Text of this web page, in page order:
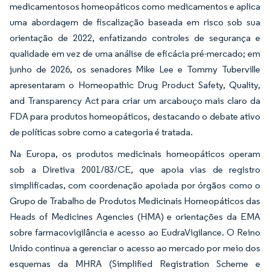
medicamentosos homeopáticos como medicamentos e aplica
uma abordagem de fiscalização baseada em risco sob sua
orientação de 2022, enfatizando controles de segurança e
qualidade em vez de uma análise de eficácia pré-mercado; em
junho de 2026, os senadores Mike Lee e Tommy Tuberville
apresentaram o Homeopathic Drug Product Safety, Quality,
and Transparency Act para criar um arcabouço mais claro da
FDA para produtos homeopáticos, destacando o debate ativo
de políticas sobre como a categoria é tratada.
Na Europa, os produtos medicinais homeopáticos operam
sob a Diretiva 2001/83/CE, que apoia vias de registro
simplificadas, com coordenação apoiada por órgãos como o
Grupo de Trabalho de Produtos Medicinais Homeopáticos das
Heads of Medicines Agencies (HMA) e orientações da EMA
sobre farmacovigilância e acesso ao EudraVigilance. O Reino
Unido continua a gerenciar o acesso ao mercado por meio dos
esquemas da MHRA (Simplified Registration Scheme e